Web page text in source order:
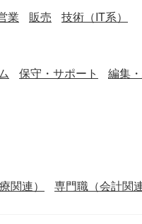
業 販売 技術（IT系）
保守・サポート 編集
関連） 専門職（会計関連